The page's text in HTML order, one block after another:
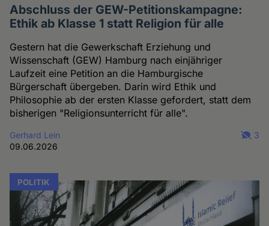
Abschluss der GEW-Petitionskampagne:
Ethik ab Klasse 1 statt Religion für alle
Gestern hat die Gewerkschaft Erziehung und
Wissenschaft (GEW) Hamburg nach einjähriger
Laufzeit eine Petition an die Hamburgische
Bürgerschaft übergeben. Darin wird Ethik und
Philosophie ab der ersten Klasse gefordert, statt dem
bisherigen "Religionsunterricht für alle".
Gerhard Lein
09.06.2026
3
POLITIK